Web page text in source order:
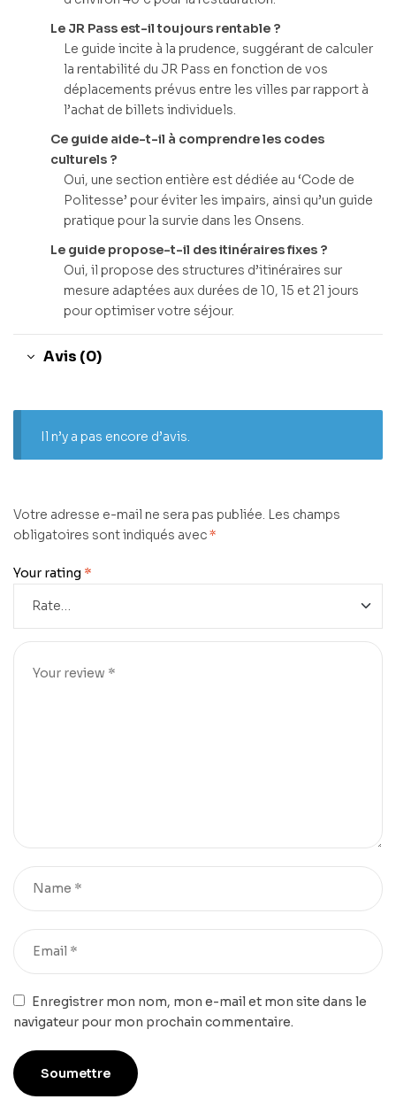
Le JR Pass est-il toujours rentable ?
Le guide incite à la prudence, suggérant de calculer
la rentabilité du JR Pass en fonction de vos
déplacements prévus entre les villes par rapport à
l’achat de billets individuels.
Ce guide aide-t-il à comprendre les codes
culturels ?
Oui, une section entière est dédiée au ‘Code de
Politesse’ pour éviter les impairs, ainsi qu’un guide
pratique pour la survie dans les Onsens.
Le guide propose-t-il des itinéraires fixes ?
Oui, il propose des structures d’itinéraires sur
mesure adaptées aux durées de 10, 15 et 21 jours
pour optimiser votre séjour.
Avis (0)
Il n’y a pas encore d’avis.
Votre adresse e-mail ne sera pas publiée. Les champs
obligatoires sont indiqués avec*
Your rating *
Enregistrer mon nom, mon e-mail et mon site dans le
navigateur pour mon prochain commentaire.